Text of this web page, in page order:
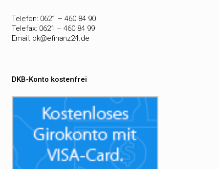
Telefon: 0621 – 460 84 90
Telefax: 0621 – 460 84 99
Email: ok@efinanz24.de
DKB-Konto kostenfrei